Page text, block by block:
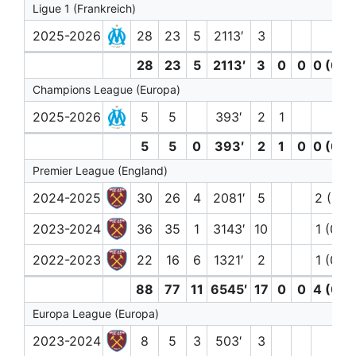
Ligue 1 (Frankreich)
2025-2026 28 23 5 2113′ 3
28
23 5 2113′ 3 0 0 0 (0)
Champions League (Europa)
2025-2026 5 5 393′ 2
1
5
5 0 393′ 2 1 0 0 (0)
Premier League (England)
2024-2025 30 26 4 2081′ 5
2 (0)
2023-2024
36 35 1 3143′ 10 1 (0)
2022-2023
22 16 6 1321′ 2
1 (0)
88
77 11 6545′ 17 0 0 4 (0)
Europa League (Europa)
2023-2024 8 5 3 503′
3